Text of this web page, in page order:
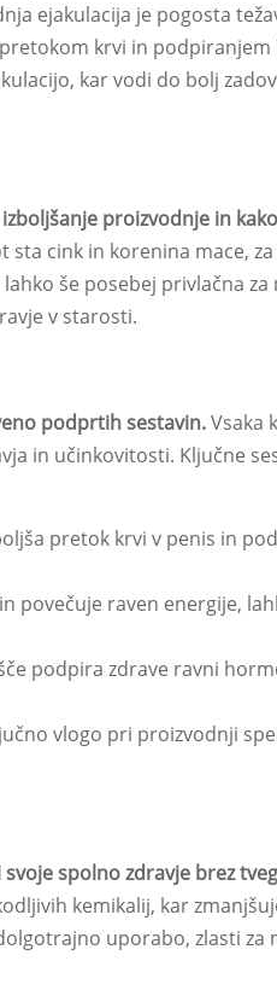
ejakulacija je pogosta
krvi in
kar vodi do bolj
proizvodnje in
cink in korenina mace,
še posebej privlačna za
v starosti.
podprtih sestavin.Vsaka
in učinkovitosti. Ključne
pretok krvi v penis in
povečuje raven energije,
podpira zdrave ravni
vlogo pri proizvodnji
spolno zdravje brez
kemikalij, kar
uporabo, zlasti za